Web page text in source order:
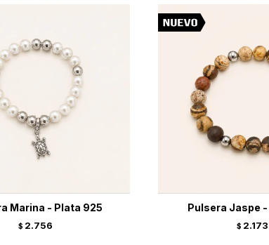
Marina - Plata 925
$ 2.756
Pulsera Jaspe
$ 2.173